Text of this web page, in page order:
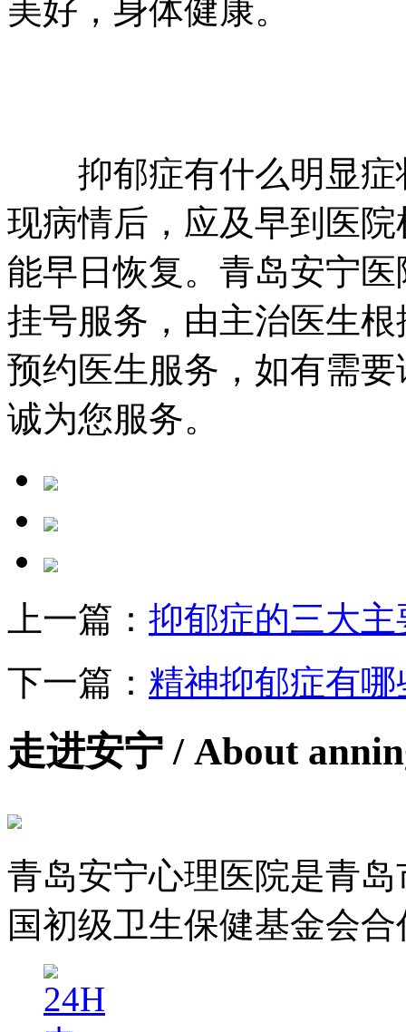
美好，身体健康。
抑郁症有什么明显症
现病情后，应及早到医
能早日恢复。青岛安宁
挂号服务，由主治医生
预约医生服务，如有需
诚为您服务。
上一篇： 抑郁症的三大
下一篇： 精神抑郁症有
走进安宁 / About
青岛安宁心理医院是青
国初级卫生保健基金会